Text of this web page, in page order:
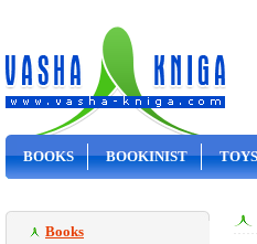
BOOKS BOOKINIST
Books